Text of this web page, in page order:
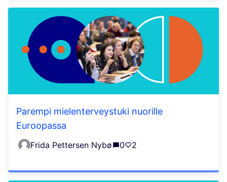
Parempi mielenterveystuki nuorille
Euroopassa
Frida Pettersen Nybø 0 2